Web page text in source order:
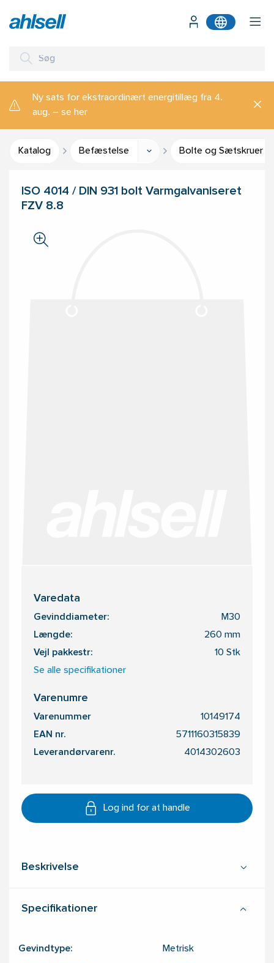
Ny sats for ekstraordinært energitillæg fra 4.
aug. – se her
Katalog Befæstelse Bolte og Sætskruer
ISO 4014 / DIN 931 bolt Varmgalvaniseret
FZV 8.8
Varedata
Gevinddiameter: M30
Længde: 260 mm
Vejl pakkestr: 10 Stk
Se alle specifikationer
Varenumre
Varenummer 10149174
EAN nr. 5711160315839
Leverandørvarenr. 4014302603
Log ind for at handle
Beskrivelse
Specifikationer
Gevindtype: Metrisk